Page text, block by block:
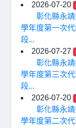
2026-07-20
彰化縣永
學年度第一次
段...
2026-07-27
彰化縣永
學年度第三次
段...
2026-07-20
彰化縣永
學年度第二次